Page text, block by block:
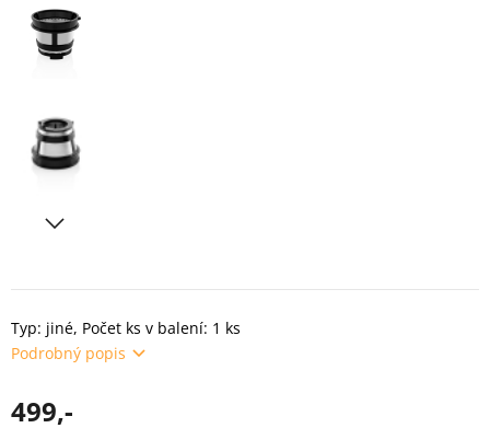
Typ: jiné, Počet ks v balení: 1 ks
Podrobný popis
499,-